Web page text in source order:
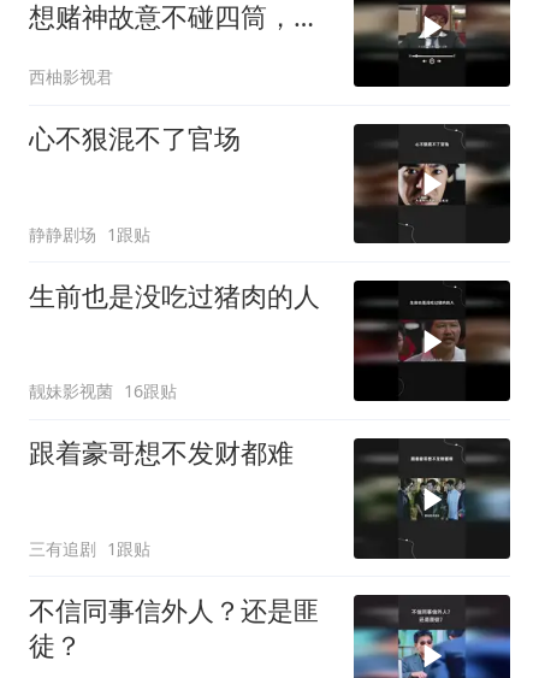
想赌神故意不碰四筒，老
西柚影视君
心不狠混不了官场
静静剧场 1跟贴
生前也是没吃过猪肉的人
靓妹影视菌 16跟贴
跟着豪哥想不发财都难
三有追剧 1跟贴
不信同事信外人？还是匪
徒？